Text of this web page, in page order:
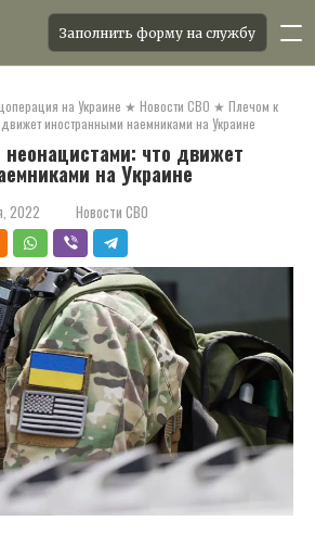
Заполнить форму на службу
на Украине ★ Новости СВО ★ Плечом к
иностранными наемниками на Украине
неонацистами: что движет
на Украине
2022 Новости СВО